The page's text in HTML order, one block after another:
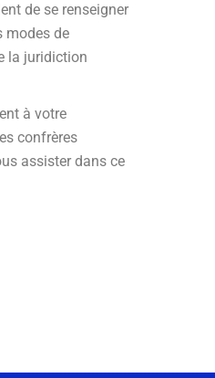
de se renseigner
modes de
la juridiction
à votre
confrères
assister dans ce